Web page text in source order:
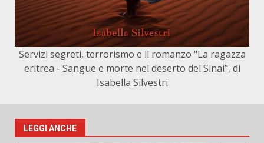
Servizi segreti, terrorismo e il romanzo "La ragazza
eritrea - Sangue e morte nel deserto del Sinai", di
Isabella Silvestri
LEGGI ANCHE